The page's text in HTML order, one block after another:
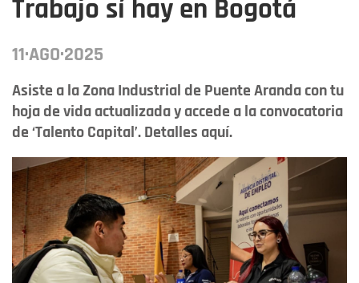
Trabajo sí hay en Bogotá
11·AGO·2025
Asiste a la Zona Industrial de Puente Aranda con tu
hoja de vida actualizada y accede a la convocatoria
de ‘Talento Capital’. Detalles aquí.